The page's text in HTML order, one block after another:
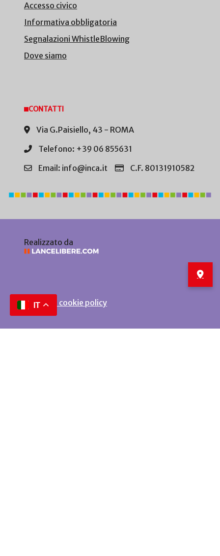
Accesso civico
Informativa obbligatoria
Segnalazioni WhistleBlowing
Dove siamo
CONTATTI
Via G.Paisiello, 43 - ROMA
Telefono: +39 06 855631
Email: info@inca.it
C.F. 80131910582
Realizzato da
Privacy e cookie policy
IT